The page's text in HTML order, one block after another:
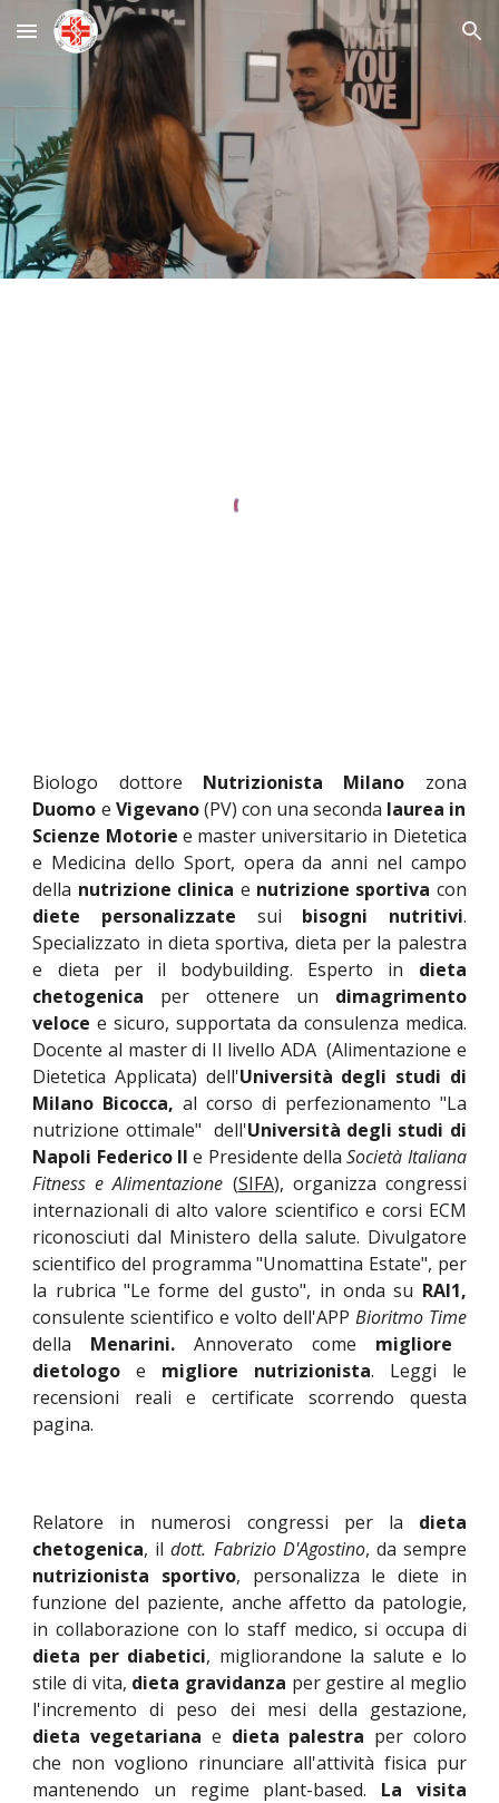
Skip to main content Skip to navigation
Biologo dottore Nutrizionista Milano zona
Duomo e Vigevano(PV) con una seconda laurea in
Scienze Motorie e master universitario in Dietetica
e Medicina dello Sport, opera da anni nel campo
della nutrizione clinica e nutrizione sportiva con
diete personalizzate sui bisogni nutritivi.
Specializzato in dieta sportiva, dieta per la palestra
e dieta per il bodybuilding. Esperto in dieta
chetogenica per ottenere un dimagrimento
veloce e sicuro, supportata da consulenza medica.
Docente al master di II livello ADA (Alimentazione e
Dietetica Applicata) dell'Università degli studi di
Milano Bicocca, al corso di perfezionamento "La
nutrizione ottimale" dell'Università degli studi di
Napoli Federico IIe Presidente dellaSocietà Italiana
Fitness e Alimentazione (SIFA), organizza congressi
internazionali di alto valore scientifico e corsi ECM
riconosciuti dal Ministero della salute. Divulgatore
scientifico del programma "Unomattina Estate", per
la rubrica "Le forme del gusto", in onda su RAI1,
consulente scientifico e volto dell'APP Bioritmo Time
della Menarini. Annoverato come migliore
dietologoe migliore nutrizionista. Leggi le
recensioni reali e certificate scorrendo questa
pagina.
Relatore in numerosi congressi per la dieta
chetogenica, ildott. Fabrizio D'Agostino, da sempre
nutrizionista sportivo, personalizza le diete in
funzione del paziente, anche affetto da patologie,
in collaborazione con lo staff medico, si occupa di
dieta per diabetici, migliorandone la salute e lo
stile di vita, dieta gravidanza per gestire al meglio
l'incremento di peso dei mesi della gestazione,
dieta vegetariana e dieta palestra per coloro
che non vogliono rinunciare all'attività fisica pur
mantenendo un regime plant-based. La visita